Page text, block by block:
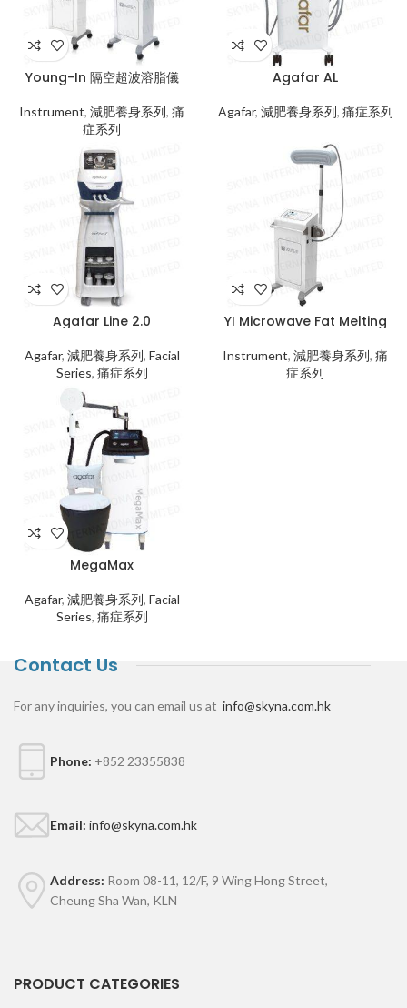
Young-In 隔空超波溶脂儀
Instrument, 減肥養身系列, 痛
症系列
Agafar AL
Agafar, 減肥養身系列, 痛症系列
Agafar Line 2.0
Agafar, 減肥養身系列, Facial
Series, 痛症系列
YI Microwave Fat Melting
Instrument, 減肥養身系列, 痛
症系列
MegaMax
Agafar, 減肥養身系列, Facial
Series, 痛症系列
Contact Us
For any inquiries, you can email us at info@skyna.com.hk
Phone: +852 23355838
Email: info@skyna.com.hk
Address: Room 08-11, 12/F, 9 Wing Hong Street,
Cheung Sha Wan, KLN
PRODUCT CATEGORIES